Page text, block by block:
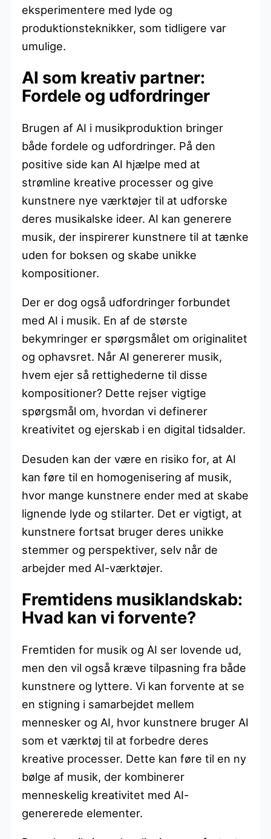
eksperimentere med lyde og
produktionsteknikker, som tidligere var
umulige.
AI som kreativ partner:
Fordele og udfordringer
Brugen af AI i musikproduktion bringer
både fordele og udfordringer. På den
positive side kan AI hjælpe med at
strømline kreative processer og give
kunstnere nye værktøjer til at udforske
deres musikalske ideer. AI kan generere
musik, der inspirerer kunstnere til at tænke
uden for boksen og skabe unikke
kompositioner.
Der er dog også udfordringer forbundet
med AI i musik. En af de største
bekymringer er spørgsmålet om originalitet
og ophavsret. Når AI genererer musik,
hvem ejer så rettighederne til disse
kompositioner? Dette rejser vigtige
spørgsmål om, hvordan vi definerer
kreativitet og ejerskab i en digital tidsalder.
Desuden kan der være en risiko for, at AI
kan føre til en homogenisering af musik,
hvor mange kunstnere ender med at skabe
lignende lyde og stilarter. Det er vigtigt, at
kunstnere fortsat bruger deres unikke
stemmer og perspektiver, selv når de
arbejder med AI-værktøjer.
Fremtidens musiklandskab:
Hvad kan vi forvente?
Fremtiden for musik og AI ser lovende ud,
men den vil også kræve tilpasning fra både
kunstnere og lyttere. Vi kan forvente at se
en stigning i samarbejdet mellem
mennesker og AI, hvor kunstnere bruger AI
som et værktøj til at forbedre deres
kreative processer. Dette kan føre til en ny
bølge af musik, der kombinerer
menneskelig kreativitet med AI-
genererede elementer.